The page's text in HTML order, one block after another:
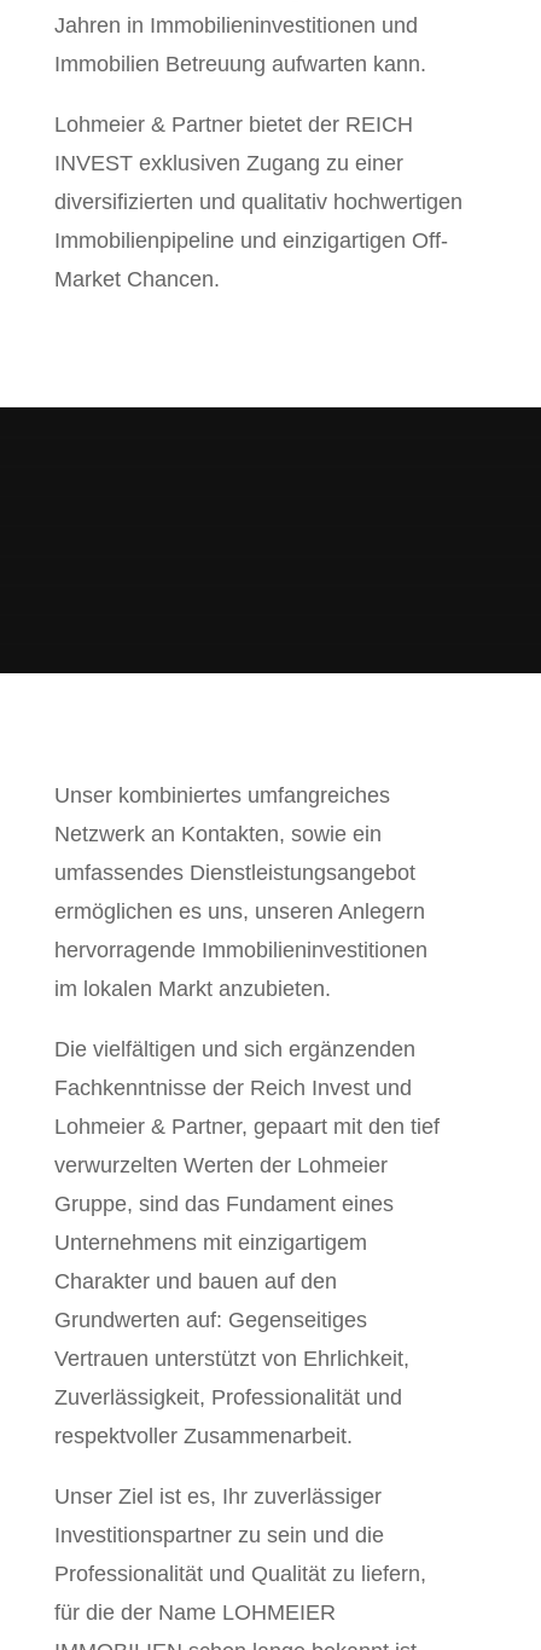
Jahren in Immobilieninvestitionen und
Immobilien Betreuung aufwarten kann.
Lohmeier & Partner bietet der REICH
INVEST exklusiven Zugang zu einer
diversifizierten und qualitativ hochwertigen
Immobilienpipeline und einzigartigen Off-
Market Chancen.
Unser kombiniertes umfangreiches
Netzwerk an Kontakten, sowie ein
umfassendes Dienstleistungsangebot
ermöglichen es uns, unseren Anlegern
hervorragende Immobilieninvestitionen
im lokalen Markt anzubieten.
Die vielfältigen und sich ergänzenden
Fachkenntnisse der Reich Invest und
Lohmeier & Partner, gepaart mit den tief
verwurzelten Werten der Lohmeier
Gruppe, sind das Fundament eines
Unternehmens mit einzigartigem
Charakter und bauen auf den
Grundwerten auf: Gegenseitiges
Vertrauen unterstützt von Ehrlichkeit,
Zuverlässigkeit, Professionalität und
respektvoller Zusammenarbeit.
Unser Ziel ist es, Ihr zuverlässiger
Investitionspartner zu sein und die
Professionalität und Qualität zu liefern,
für die der Name LOHMEIER